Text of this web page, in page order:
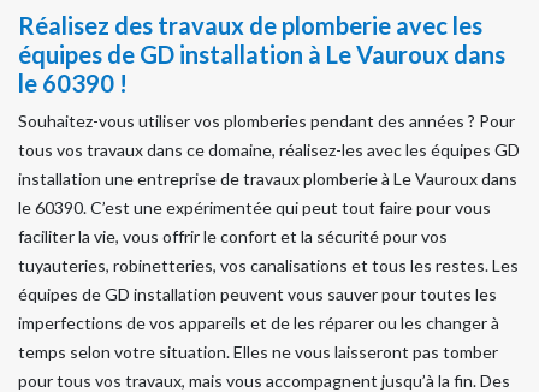
Réalisez des travaux de plomberie avec les
équipes de GD installation à Le Vauroux dans
le 60390 !
Souhaitez-vous utiliser vos plomberies pendant des années ? Pour
tous vos travaux dans ce domaine, réalisez-les avec les équipes GD
installation une entreprise de travaux plomberie à Le Vauroux dans
le 60390. C’est une expérimentée qui peut tout faire pour vous
faciliter la vie, vous offrir le confort et la sécurité pour vos
tuyauteries, robinetteries, vos canalisations et tous les restes. Les
équipes de GD installation peuvent vous sauver pour toutes les
imperfections de vos appareils et de les réparer ou les changer à
temps selon votre situation. Elles ne vous laisseront pas tomber
pour tous vos travaux, mais vous accompagnent jusqu’à la fin. Des